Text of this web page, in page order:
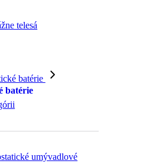
telesá
batérie
batérie
umývadlové